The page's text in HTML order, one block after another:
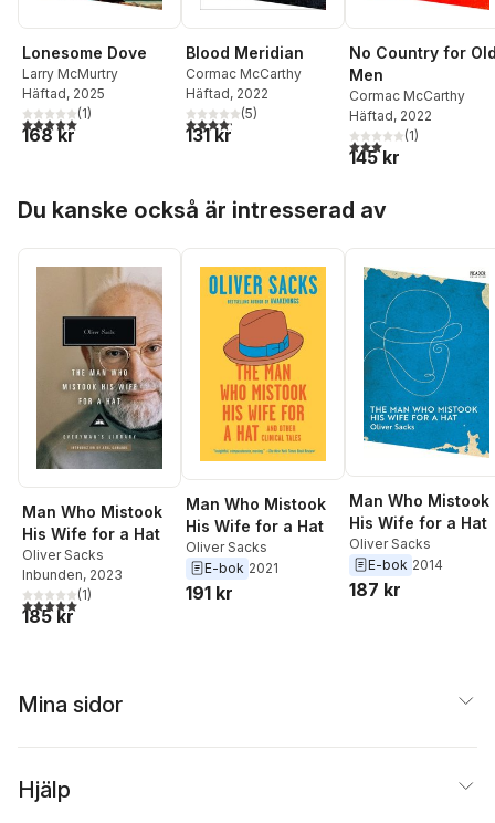
Lonesome Dove
Larry McMurtry
Häftad, 2025
5,0utav 5 stjärnor. Totalt antal röster:
(1)
168 kr
Blood Meridian
Cormac McCarthy
Häftad, 2022
4,2utav 5 stjärnor. Totalt antal röster:
(5)
131 kr
No Country for
Men
Cormac McCarthy
Häftad, 2022
3,0utav 5 stjärnor.
(1)
145 kr
Du kanske också är intresserad av
Man Who Mistook
His Wife for a Hat
Oliver Sacks
Inbunden, 2023
5,0utav 5 stjärnor. Totalt antal röster:
(1)
185 kr
Man Who Mistook
His Wife for a Hat
Oliver Sacks
E-bok 2021
191 kr
Man Who Mistook
His Wife for a Hat
Oliver Sacks
E-bok 2014
187 kr
Mina sidor
Hjälp